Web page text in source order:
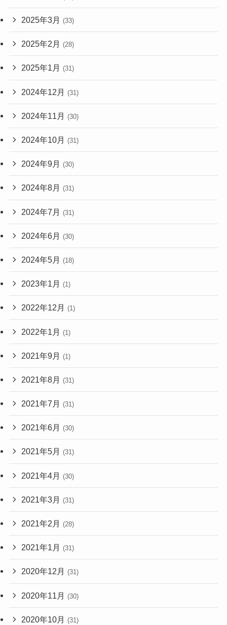
2025年3月 (33)
2025年2月 (28)
2025年1月 (31)
2024年12月 (31)
2024年11月 (30)
2024年10月 (31)
2024年9月 (30)
2024年8月 (31)
2024年7月 (31)
2024年6月 (30)
2024年5月 (18)
2023年1月 (1)
2022年12月 (1)
2022年1月 (1)
2021年9月 (1)
2021年8月 (31)
2021年7月 (31)
2021年6月 (30)
2021年5月 (31)
2021年4月 (30)
2021年3月 (31)
2021年2月 (28)
2021年1月 (31)
2020年12月 (31)
2020年11月 (30)
2020年10月 (31)